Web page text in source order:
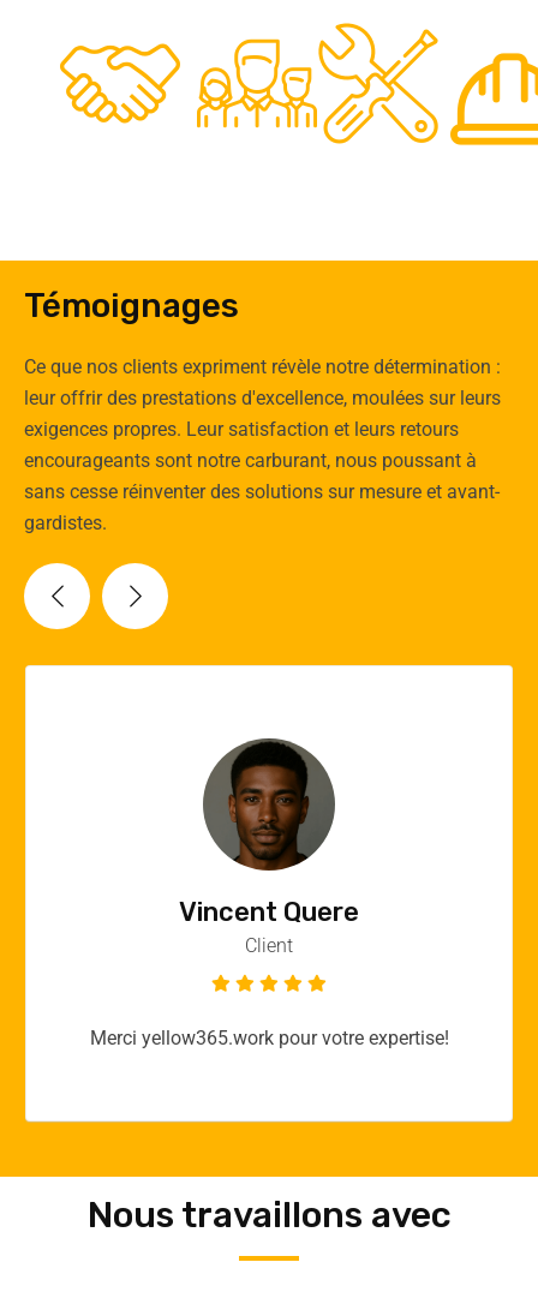
48
0
50
Experts
Témoignages
Ce que nos clients expriment révèle notre détermination :
leur offrir des prestations d'excellence, moulées sur leurs
exigences propres. Leur satisfaction et leurs retours
encourageants sont notre carburant, nous poussant à
sans cesse réinventer des solutions sur mesure et avant-
gardistes.
Vincent Quere
Client
Merci yellow365.work pour votre expertise!
Nous travaillons avec